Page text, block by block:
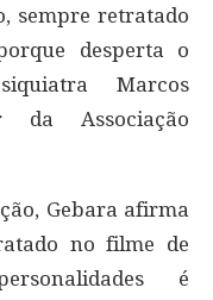
sempre retratado
desperta o
Marcos
da Associação
Gebara afirma
no filme de
é